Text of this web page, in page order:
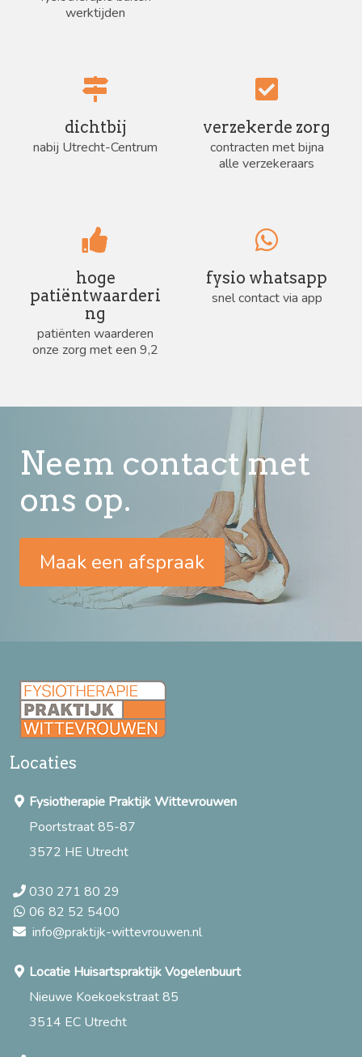
werktijden
dichtbij
nabij Utrecht-Centrum
verzekerde zorg
contracten met bijna
alle verzekeraars
hoge
patiëntwaarderi
ng
patiënten waarderen
onze zorg met een 9,2
fysio whatsapp
snel contact via app
Neem contact met
ons op.
Maak een afspraak
Locaties
Fysiotherapie Praktijk Wittevrouwen
Poortstraat 85-87
3572 HE Utrecht
030 271 80 29
06 82 52 5400
info@praktijk-wittevrouwen.nl
Locatie Huisartspraktijk Vogelenbuurt
Nieuwe Koekoekstraat 85
3514 EC Utrecht